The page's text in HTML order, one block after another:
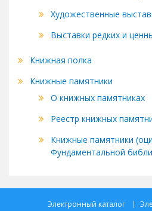
Художественные
Выставки редких и
Книжная полка
Книжные памятники
О книжных памятниках
Реестр книжных
Книжные памятники
Фундаментальной
Электронный каталог